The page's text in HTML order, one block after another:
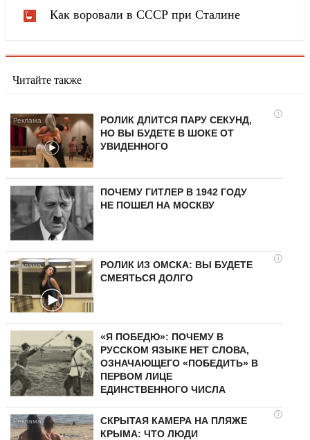
Как воровали в СССР при Сталине
Читайте также
i
РОЛИК ДЛИТСЯ ПАРУ СЕКУНД,
НО ВЫ БУДЕТЕ В ШОКЕ ОТ
УВИДЕННОГО
ПОЧЕМУ ГИТЛЕР В 1942 ГОДУ
НЕ ПОШЕЛ НА МОСКВУ
i
РОЛИК ИЗ ОМСКА: ВЫ БУДЕТЕ
СМЕЯТЬСЯ ДОЛГО
«Я ПОБЕДЮ»: ПОЧЕМУ В
РУССКОМ ЯЗЫКЕ НЕТ СЛОВА,
ОЗНАЧАЮЩЕГО «ПОБЕДИТЬ» В
ПЕРВОМ ЛИЦЕ
ЕДИНСТВЕННОГО ЧИСЛА
i
СКРЫТАЯ КАМЕРА НА ПЛЯЖЕ
КРЫМА: ЧТО ЛЮДИ